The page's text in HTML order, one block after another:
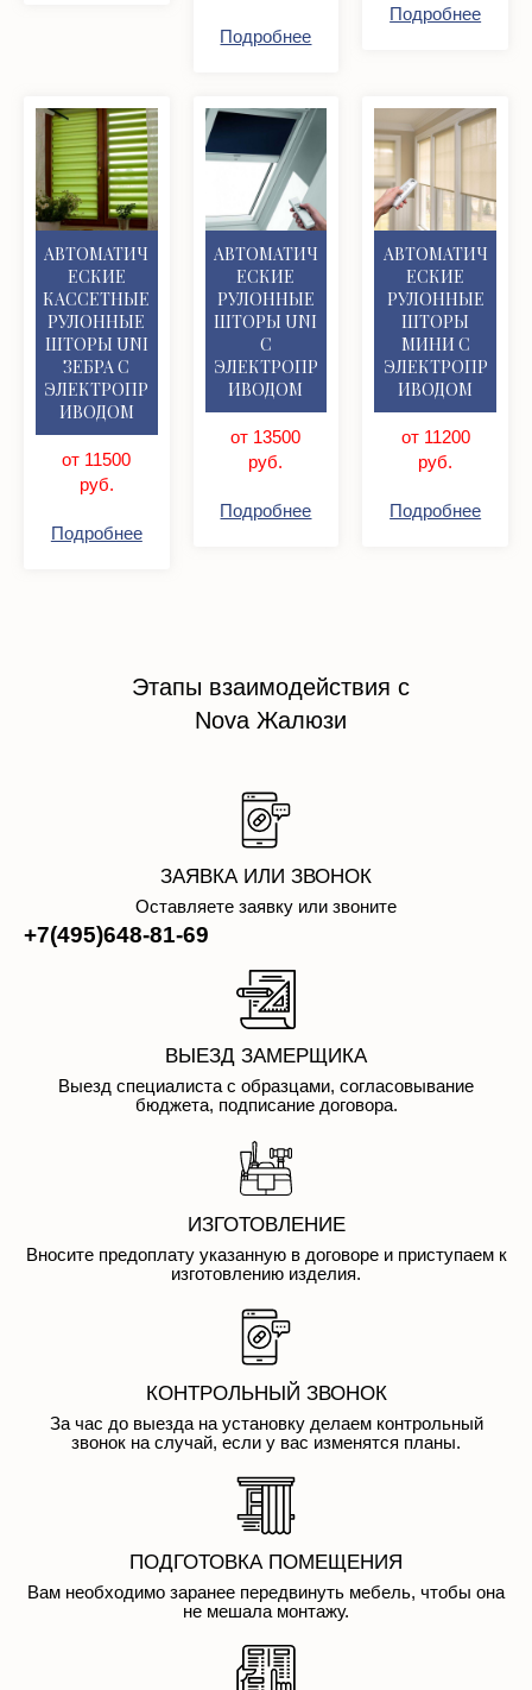
Подробнее
Подробнее
АВТОМАТИЧ
ЕСКИЕ
КАССЕТНЫЕ
РУЛОННЫЕ
ШТОРЫ UNI
ЗЕБРА С
ЭЛЕКТРОПР
ИВОДОМ
от 11500
руб.
Подробнее
АВТОМАТИЧ
ЕСКИЕ
РУЛОННЫЕ
ШТОРЫ UNI
С
ЭЛЕКТРОПР
ИВОДОМ
от 13500
руб.
Подробнее
АВТОМАТИЧ
ЕСКИЕ
РУЛОННЫЕ
ШТОРЫ
МИНИ С
ЭЛЕКТРОПР
ИВОДОМ
от 11200
руб.
Подробнее
Этапы взаимодействия с
Nova Жалюзи
ЗАЯВКА ИЛИ ЗВОНОК
Оставляете заявку или звоните
+7(495)648-81-69
ВЫЕЗД ЗАМЕРЩИКА
Выезд специалиста с образцами, согласовывание
бюджета, подписание договора.
ИЗГОТОВЛЕНИЕ
Вносите предоплату указанную в договоре и приступаем к
изготовлению изделия.
КОНТРОЛЬНЫЙ ЗВОНОК
За час до выезда на установку делаем контрольный
звонок на случай, если у вас изменятся планы.
ПОДГОТОВКА ПОМЕЩЕНИЯ
Вам необходимо заранее передвинуть мебель, чтобы она
не мешала монтажу.